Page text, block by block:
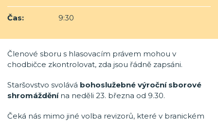
Čas: 9:30
Členové sboru s hlasovacím právem mohou v
chodbičce zkontrolovat, zda jsou řádně zapsáni.
Staršovstvo svolává bohoslužebné výroční sborové
shromážděnína neděli 23. března od 9.30.
Čeká nás mimo jiné volba revizorů, které v branickém